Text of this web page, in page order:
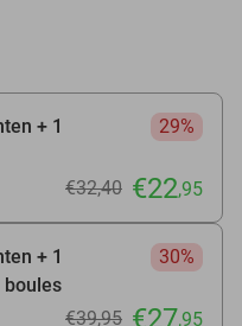
+ 1
29%
€32,40 €22,95
+ 1
boules
30%
€39,95 €27,95